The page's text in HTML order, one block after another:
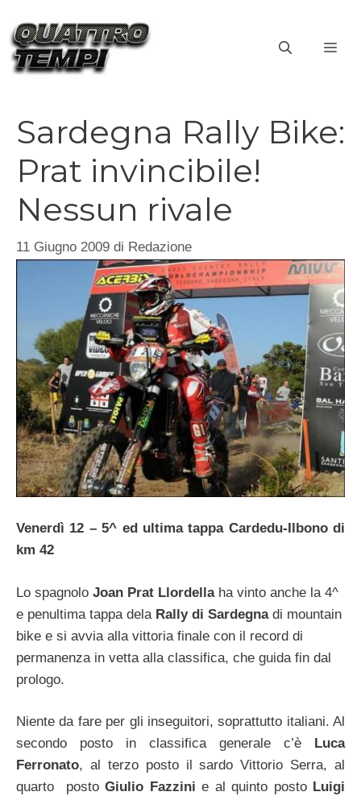
contenuto
Sardegna Rally Bike:
Prat invincibile!
Nessun rivale
11 Giugno 2009 di Redazione
Venerdì 12 – 5^ ed ultima tappa Cardedu-Ilbono di
km 42
Lo spagnolo Joan Prat Llordellaha vinto anche la 4^
e penultima tappa delaRally di Sardegnadi mountain
bike e si avvia alla vittoria finale con il record di
permanenza in vetta alla classifica, che guida fin dal
prologo.
Niente da fare per gli inseguitori, soprattutto italiani. Al
secondo posto in classifica generale c’è
Luca
Ferronato, al terzo posto il sardo Vittorio Serra, al
quarto postoGiulio Fazzinie al quinto posto Luigi